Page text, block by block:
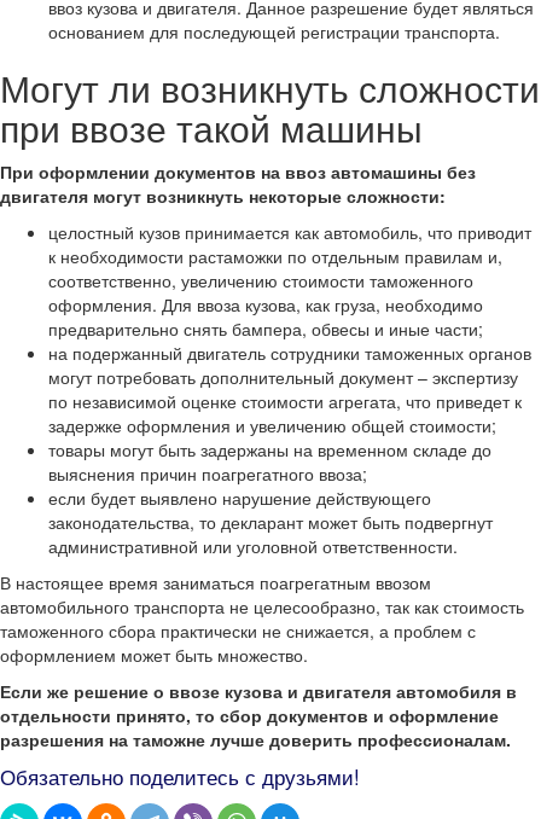
ввоз кузова и двигателя. Данное разрешение будет являться
основанием для последующей регистрации транспорта.
Могут ли возникнуть сложности
при ввозе такой машины
При оформлении документов на ввоз автомашины без
двигателя могут возникнуть некоторые сложности:
целостный кузов принимается как автомобиль, что приводит
к необходимости растаможки по отдельным правилам и,
соответственно, увеличению стоимости таможенного
оформления. Для ввоза кузова, как груза, необходимо
предварительно снять бампера, обвесы и иные части;
на подержанный двигатель сотрудники таможенных органов
могут потребовать дополнительный документ – экспертизу
по независимой оценке стоимости агрегата, что приведет к
задержке оформления и увеличению общей стоимости;
товары могут быть задержаны на временном складе до
выяснения причин поагрегатного ввоза;
если будет выявлено нарушение действующего
законодательства, то декларант может быть подвергнут
административной или уголовной ответственности.
В настоящее время заниматься поагрегатным ввозом
автомобильного транспорта не целесообразно, так как стоимость
таможенного сбора практически не снижается, а проблем с
оформлением может быть множество.
Если же решение о ввозе кузова и двигателя автомобиля в
отдельности принято, то сбор документов и оформление
разрешения на таможне лучше доверить профессионалам.
Обязательно поделитесь с друзьями!